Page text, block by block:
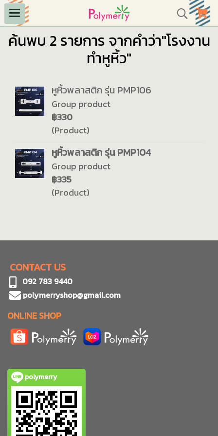
ค้นพบ 2 รายการ จากคำว่า"โรงงาน
ทำหูหิ้ว"
หูหิ้วพลาสติก รุ่น PMP106
Group product
฿330
(Product)
หูหิ้วพลาสติก รุ่น PMP104
Group product
฿335
(Product)
CONTACT US
092 783 9440
polymerryshop@gmail.com
ONLINE SHOP
polymerry